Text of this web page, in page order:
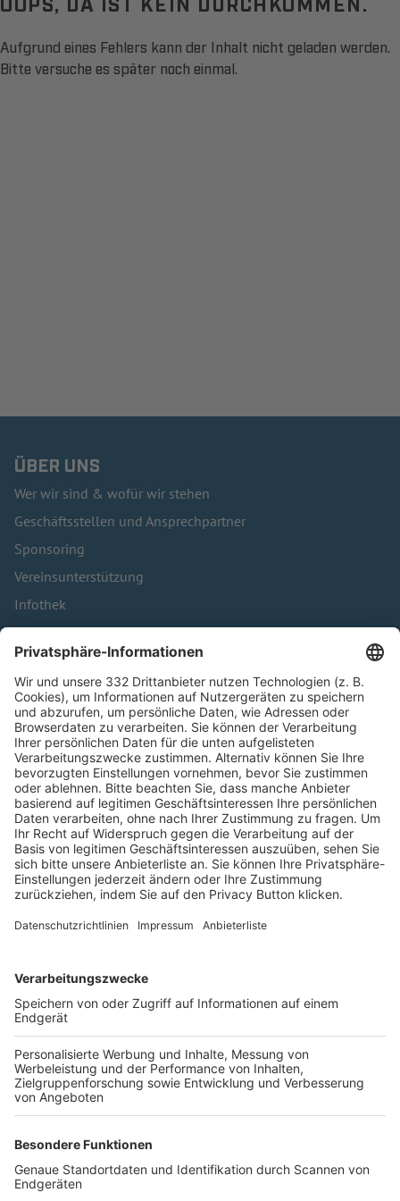
Aufgrund eines Fehlers kann der Inhalt nicht geladen werden.
Bitte versuche es später noch einmal.
ÜBER UNS
Wer wir sind & wofür wir stehen
Geschäftsstellen und Ansprechpartner
Sponsoring
Vereinsunterstützung
Infothek
Kontakt
HÄUFIG BESUCHTE SEITEN
Pässe und Vereinswechsel
Trainerausbildung
Schulungsangebot Vereinsmitarbeiter
BFV-Geschäftsstellen
Trainerbörse
Login SpielPlus
FOLGE DEM BFV
TOP-VEREINE
TOP-PARTNER